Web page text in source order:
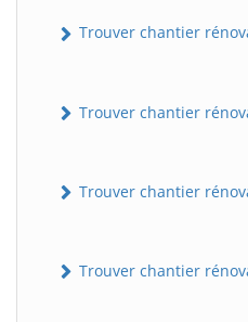
Trouver chantier
Trouver chantier
Trouver chantier
Trouver chantier